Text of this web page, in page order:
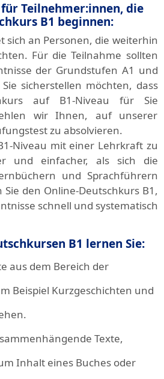
Teilnehmer:innen, die
B1 beginnen:
sich an Personen, die weiterhin
Für die Teilnahme sollten
der Grundstufen A1 und
sicherstellen möchten, dass
auf B1-Niveau für Sie
wir Ihnen, auf unserer
zu absolvieren.
Niveau mit einer Lehrkraft zu
und einfacher, als sich die
und Sprachführern
den Online-Deutschkurs B1,
schnell und systematisch
B1 lernen Sie:
aus dem Bereich der
Beispiel Kurzgeschichten und
Texte,
Inhalt eines Buches oder